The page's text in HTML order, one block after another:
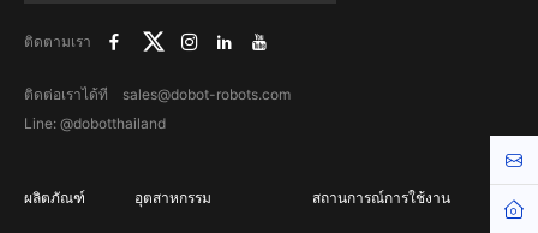
ติดตามเรา
ติดต่อเราได้ที sales@dobot-robots.com
Line: @dobotthailand
ผลิตภัณฑ์ อุตสาหกรรม สถานการณ์การใช้งาน